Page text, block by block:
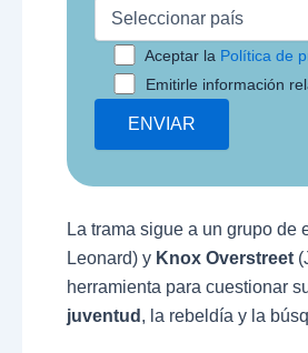
Aceptar la Política de
Emitirle información
La trama sigue a un grupo
Leonard) y Knox Overstreet
herramienta para cuestionar
juventud , la rebeldía y la